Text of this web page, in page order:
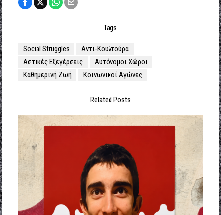
Tags
Social Struggles
Αντι-Κουλτούρα
Αστικές Εξεγέρσεις
Αυτόνομοι Χώροι
Καθημερινή Ζωή
Κοινωνικοί Αγώνες
Related Posts